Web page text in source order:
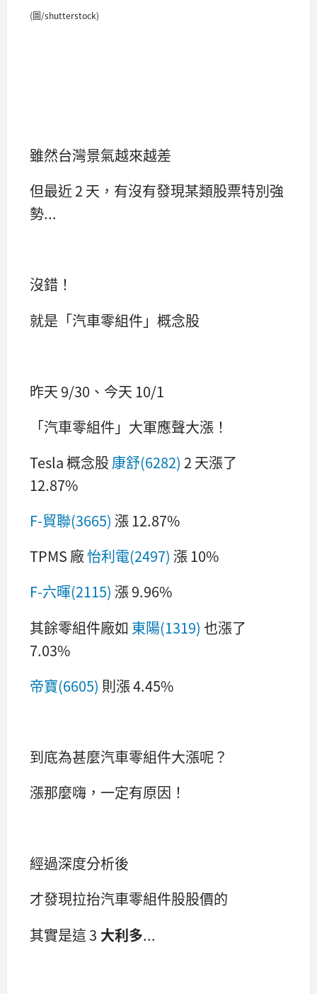
(圖/shutterstock)
雖然台灣景氣越來越差
但最近 2 天，有沒有發現某類股票特別強
勢...
沒錯！
就是「汽車零組件」概念股
昨天 9/30、今天 10/1
「汽車零組件」大軍應聲大漲！
Tesla 概念股康舒(6282) 2 天漲了
12.87%
F-貿聯(3665) 漲 12.87%
TPMS 廠怡利電(2497) 漲 10%
F-六暉(2115) 漲 9.96%
其餘零組件廠如 東陽(1319) 也漲了
7.03%
帝寶(6605) 則漲 4.45%
到底為甚麼汽車零組件大漲呢？
漲那麼嗨，一定有原因！
經過深度分析後
才發現拉抬汽車零組件股股價的
其實是這 3 大利多...